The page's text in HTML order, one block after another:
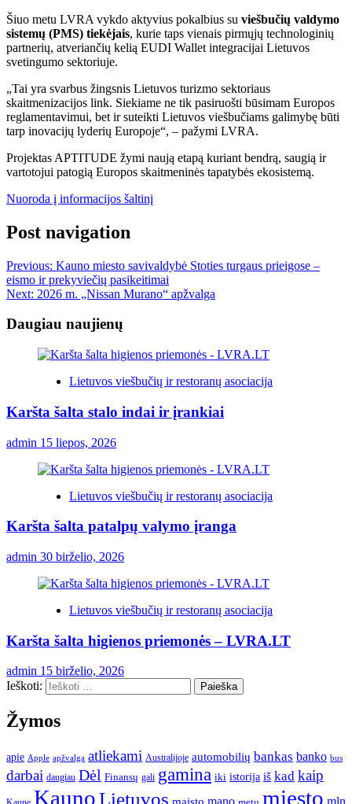
Šiuo metu LVRA vykdo aktyvius pokalbius su viešbučių valdymo
sistemų (PMS) tiekėjais, kurie taps vienais pirmųjų technologinių
partnerių, atveriančių kelią EUDI Wallet integracijai Lietuvos
svetingumo sektoriuje.
„Tai yra svarbus žingsnis Lietuvos turizmo sektoriaus
skaitmenizacijos link. Siekiame ne tik pasiruošti būsimam Europos
reglamentavimui, bet ir suteikti Lietuvos viešbučiams galimybę būti
tarp inovacijų lyderių Europoje“, – pažymi LVRA.
Projektas APTITUDE žymi naują etapą kuriant bendrą, saugią ir
vartotojui patogią Europos skaitmeninės tapatybės ekosistemą.
Nuoroda į informacijos šaltinį
Post navigation
Previous: Kauno miesto savivaldybė Stoties turgaus prieigose –
eismo ir prekyviečių pasikeitimai
Next: 2026 m. „Nissan Murano“ apžvalga
Daugiau naujienų
Lietuvos viešbučių ir restoranų asociacija
Karšta šalta stalo indai ir įrankiai
admin 15 liepos, 2026
Lietuvos viešbučių ir restoranų asociacija
Karšta šalta patalpų valymo įranga
admin 30 birželio, 2026
Lietuvos viešbučių ir restoranų asociacija
Karšta šalta higienos priemonės – LVRA.LT
admin 15 birželio, 2026
Ieškoti:
Žymos
apie Apple apžvalga atliekami Australijoje automobilių bankas banko bus
darbai daugiau Dėl Finansų gali gamina iki istorija iš kad kaip
KaunoLietuvos miesto